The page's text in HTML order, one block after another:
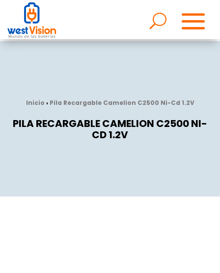
Inicio › Pila Recargable Camelion C2500 Ni-Cd 1.2V
PILA RECARGABLE CAMELION C2500 NI-
CD 1.2V